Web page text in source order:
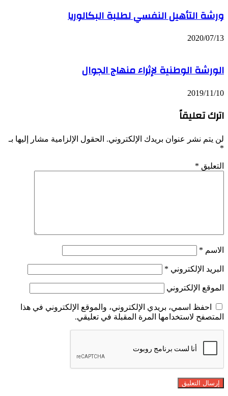
ورشة التأهيل النفسي لطلبة البكالوريا
2020/07/13
الورشة الوطنية لإثراء منهاج الجوال
2019/11/10
اترك تعليقاً
لن يتم نشر عنوان بريدك الإلكتروني. الحقول الإلزامية مشار إليها بـ
*
التعليق *
الاسم *
البريد الإلكتروني *
الموقع الإلكتروني
احفظ اسمي، بريدي الإلكتروني، والموقع الإلكتروني في هذا
المتصفح لاستخدامها المرة المقبلة في تعليقي.